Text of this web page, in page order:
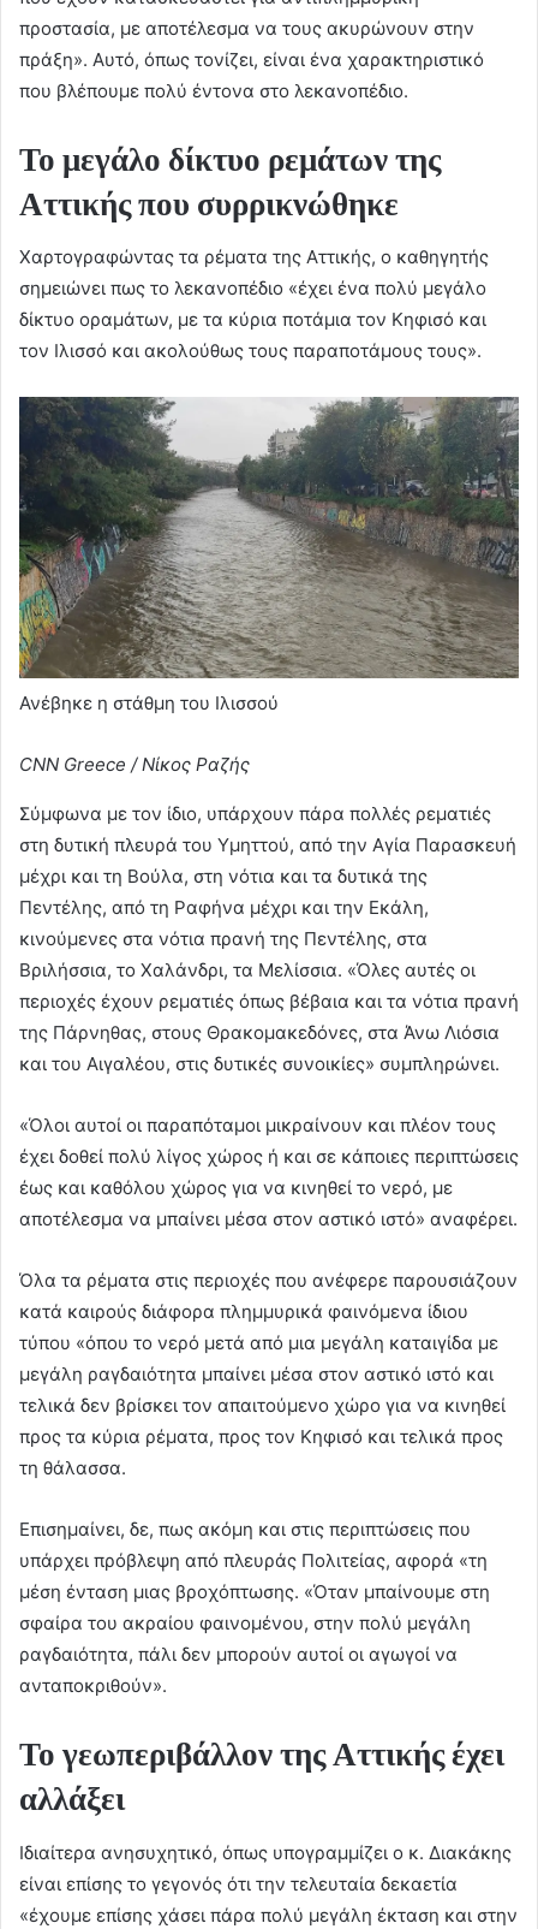
προστασία, με αποτέλεσμα να τους ακυρώνουν στην
πράξη». Αυτό, όπως τονίζει, είναι ένα χαρακτηριστικό
που βλέπουμε πολύ έντονα στο λεκανοπέδιο.
Το μεγάλο δίκτυο ρεμάτων της
Αττικής που συρρικνώθηκε
Χαρτογραφώντας τα ρέματα της Αττικής, ο καθηγητής
σημειώνει πως το λεκανοπέδιο «έχει ένα πολύ μεγάλο
δίκτυο οραμάτων, με τα κύρια ποτάμια τον Κηφισό και
τον Ιλισσό και ακολούθως τους παραποτάμους τους».
Ανέβηκε η στάθμη του Ιλισσού
CNN Greece / Νίκος Ραζής
Σύμφωνα με τον ίδιο, υπάρχουν πάρα πολλές ρεματιές
στη δυτική πλευρά του Υμηττού, από την Αγία Παρασκευή
μέχρι και τη Βούλα, στη νότια και τα δυτικά της
Πεντέλης, από τη Ραφήνα μέχρι και την Εκάλη,
κινούμενες στα νότια πρανή της Πεντέλης, στα
Βριλήσσια, το Χαλάνδρι, τα Μελίσσια. «Όλες αυτές οι
περιοχές έχουν ρεματιές όπως βέβαια και τα νότια πρανή
της Πάρνηθας, στους Θρακομακεδόνες, στα Άνω Λιόσια
και του Αιγαλέου, στις δυτικές συνοικίες» συμπληρώνει.
«Όλοι αυτοί οι παραπόταμοι μικραίνουν και πλέον τους
έχει δοθεί πολύ λίγος χώρος ή και σε κάποιες περιπτώσεις
έως και καθόλου χώρος για να κινηθεί το νερό, με
αποτέλεσμα να μπαίνει μέσα στον αστικό ιστό» αναφέρει.
Όλα τα ρέματα στις περιοχές που ανέφερε παρουσιάζουν
κατά καιρούς διάφορα πλημμυρικά φαινόμενα ίδιου
τύπου «όπου το νερό μετά από μια μεγάλη καταιγίδα με
μεγάλη ραγδαιότητα μπαίνει μέσα στον αστικό ιστό και
τελικά δεν βρίσκει τον απαιτούμενο χώρο για να κινηθεί
προς τα κύρια ρέματα, προς τον Κηφισό και τελικά προς
τη θάλασσα.
Επισημαίνει, δε, πως ακόμη και στις περιπτώσεις που
υπάρχει πρόβλεψη από πλευράς Πολιτείας, αφορά «τη
μέση ένταση μιας βροχόπτωσης. «Όταν μπαίνουμε στη
σφαίρα του ακραίου φαινομένου, στην πολύ μεγάλη
ραγδαιότητα, πάλι δεν μπορούν αυτοί οι αγωγοί να
ανταποκριθούν».
Το γεωπεριβάλλον της Αττικής έχει
αλλάξει
Ιδιαίτερα ανησυχητικό, όπως υπογραμμίζει ο κ. Διακάκης
είναι επίσης το γεγονός ότι την τελευταία δεκαετία
«έχουμε επίσης χάσει πάρα πολύ μεγάλη έκταση και στην